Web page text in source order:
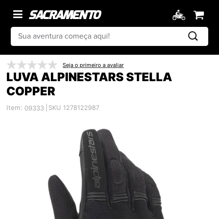
Seja o primeiro a avaliar
LUVA ALPINESTARS STELLA
COPPER
Item: 09333 SKU 1278122987